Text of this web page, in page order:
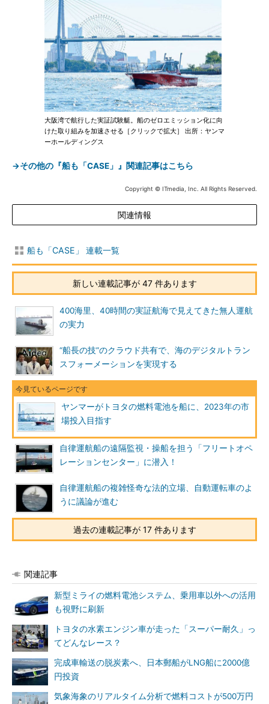
大阪湾で航行した実証試験艇。船のゼロエミッション化に向
けた取り組みを加速させる［クリックで拡大］ 出所：ヤンマ
ーホールディングス
→その他の『船も「CASE」』関連記事はこちら
Copyright © ITmedia, Inc. All Rights Reserved.
関連情報
船も「CASE」 連載一覧
新しい連載記事が 47 件あります
400海里、40時間の実証航海で見えてきた無人運航
の実力
“船長の技”のクラウド共有で、海のデジタルトラン
スフォーメーションを実現する
ヤンマーがトヨタの燃料電池を船に、2023年の市
場投入目指す
自律運航船の遠隔監視・操船を担う「フリートオペ
レーションセンター」に潜入！
自律運航船の複雑怪奇な法的立場、自動運転車のよ
うに議論が進む
過去の連載記事が 17 件あります
関連記事
新型ミライの燃料電池システム、乗用車以外への活用
も視野に刷新
トヨタの水素エンジン車が走った「スーパー耐久」っ
てどんなレース？
完成車輸送の脱炭素へ、日本郵船がLNG船に2000億
円投資
気象海象のリアルタイム分析で燃料コストが500万円